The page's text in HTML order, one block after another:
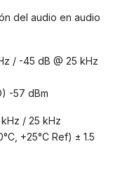
del audio en audio
/ -45 dB @ 25 kHz
-57 dBm
/ 25 kHz
+25°C Ref) ± 1.5